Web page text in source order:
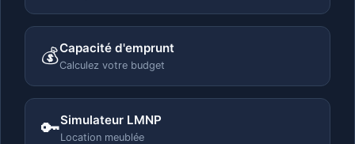
💰Capacité d'emprunt
Calculez votre budget
🔑Simulateur LMNP
Location meublée